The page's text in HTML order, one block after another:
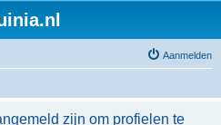
Aanmelden
zijn om profielen te